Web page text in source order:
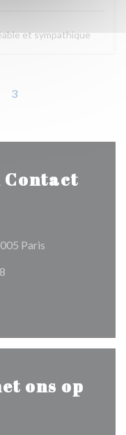
et sympathique
3
Paris
((opent in een nieuw
((opent in een
ons op